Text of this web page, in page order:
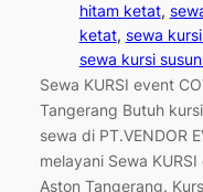
hitam ketat,
ketat, sewa
sewa kursi
Sewa KURSI event
Tangerang Butuh
sewa di PT.VENDOR
melayani Sewa
Aston Tangerang.